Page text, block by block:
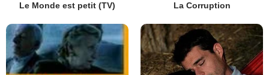
Le Monde est petit (TV) La Corruption